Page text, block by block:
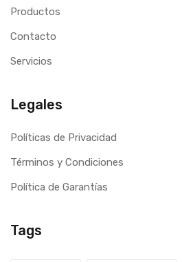
Productos
Contacto
Servicios
Legales
Políticas de Privacidad
Términos y Condiciones
Política de Garantías
Tags